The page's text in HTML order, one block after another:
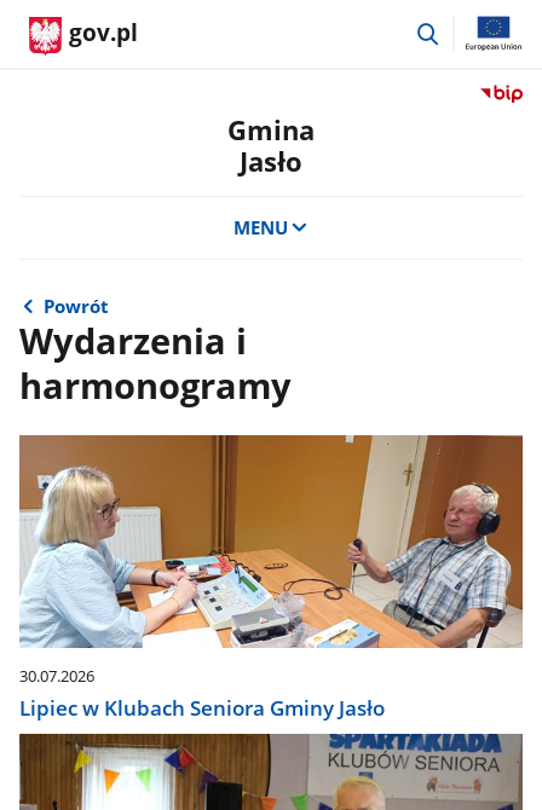
gov.pl
przejdź
Przejdź
Gmina
Jasło
MENU
Powrót
Wydarzenia i
harmonogramy
30.07.2026
Lipiec w Klubach Seniora Gminy Jasło